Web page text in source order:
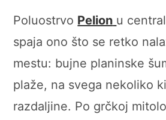
Poluostrvo Pelion u
spaja ono što se retko
mestu: bujne planinske
plaže, na svega nekoliko
razdaljine. Po grčkoj